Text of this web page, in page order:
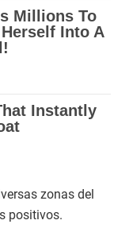
zonas del
positivos.